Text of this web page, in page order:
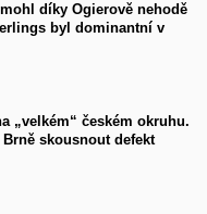
díky Ogierově nehodě
byl dominantní v
„velkém“ českém okruhu.
skousnout defekt